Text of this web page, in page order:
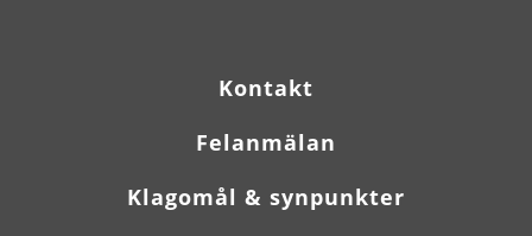
Kontakt
Felanmälan
Klagomål & synpunkter